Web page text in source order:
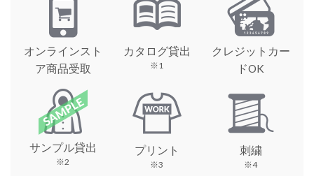
オンラインスト
ア商品受取
カタログ貸出
※1
クレジットカー
ドOK
サンプル貸出
※2
プリント
※3
刺繍
※4